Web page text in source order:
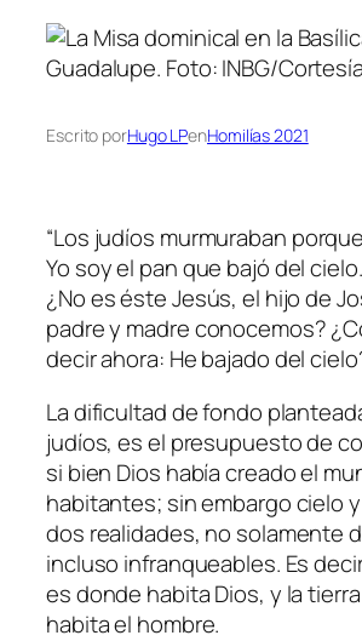
Escrito porHugo LPenHomilías 2021
“Los judíos murmuraban
Yo soy el pan que bajó del
¿No es éste Jesús, el hijo de
padre y madre conocemos?
decir ahora: He bajado del
La dificultad de fondo
judíos, es el presupuesto de
si bien Dios había creado el
habitantes; sin embargo cielo
dos realidades, no solamente
incluso infranqueables. Es
es donde habita Dios, y la
habita el hombre.